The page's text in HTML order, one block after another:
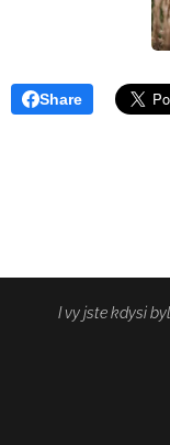
Share
I vy jste kdysi